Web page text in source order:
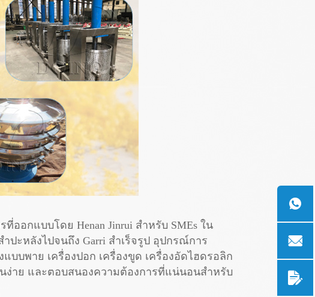
ออกแบบโดย Henan Jinrui สำหรับ SMEs ใน
ะหลังไปจนถึง Garri สำเร็จรูป อุปกรณ์การ
บบพาย เครื่องปอก เครื่องขูด เครื่องอัดไฮดรอลิก
ง่าย และตอบสนองความต้องการที่แน่นอนสำหรับ